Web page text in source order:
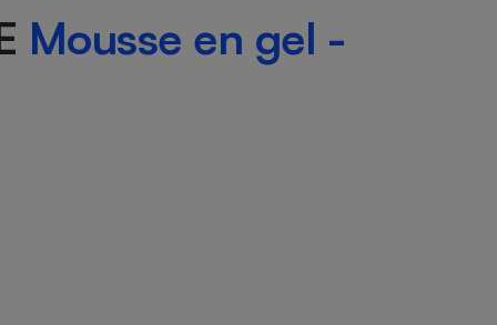
Mousse en gel -